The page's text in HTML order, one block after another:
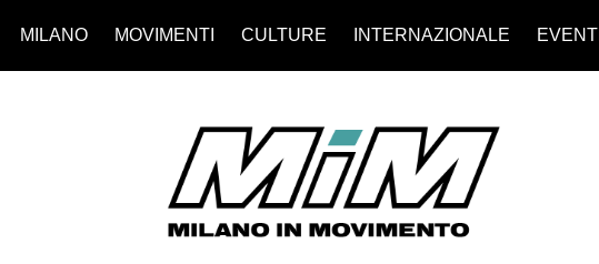
MILANO MOVIMENTI CULTURE INTERNAZIONALE EVENTI